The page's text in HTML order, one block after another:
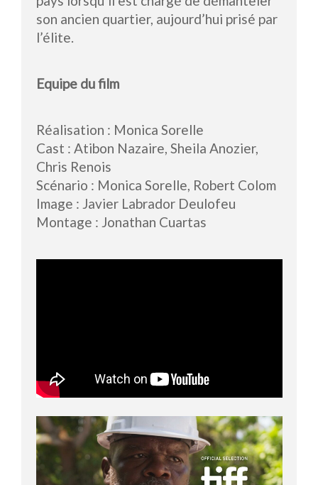
son ancien quartier, aujourd’hui prisé par
l’élite.
Equipe du film
Réalisation : Monica Sorelle
Cast : Atibon Nazaire, Sheila Anozier,
Chris Renois
Scénario : Monica Sorelle, Robert Colom
Image : Javier Labrador Deulofeu
Montage : Jonathan Cuartas